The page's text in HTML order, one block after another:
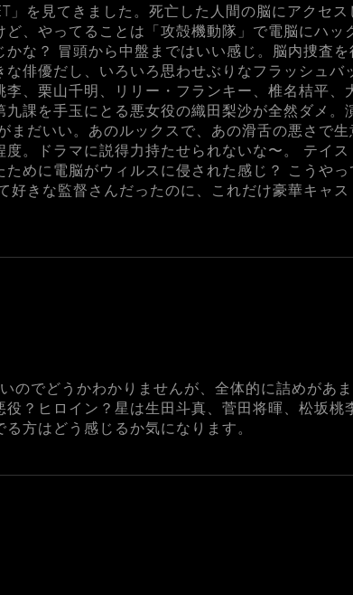
」を見てきました。死亡した人間の脳にアクセ
、やってることは「攻殻機動隊」で電脳にハッ
な？ 冒頭から中盤まではいい感じ。脳内捜査
俳優だし、いろいろ思わせぶりなフラッシュバ
、栗山千明、リリー・フランキー、椎名桔平
課を手玉にとる悪女役の織田梨沙が全然ダメ。
まだいい。あのルックスで、あの滑舌の悪さで
。ドラマに説得力持たせられないな〜。 テイ
めに電脳がウィルスに侵された感じ？ こうや
好きな監督さんだったのに、これだけ豪華キャ
でどうかわかりませんが、全体的に詰めがあ
？ヒロイン？星は生田斗真、菅田将暉、松坂桃
方はどう感じるか気になります。